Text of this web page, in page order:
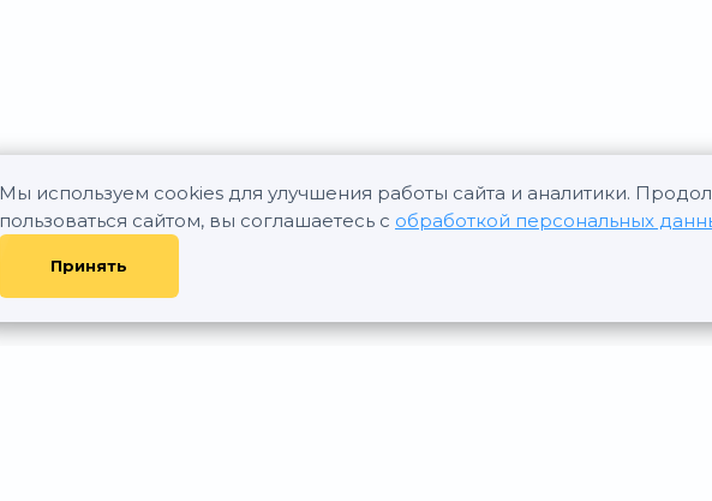
Мы используем cookies для улучшения работы сайта и аналитики.
пользоваться сайтом, вы соглашаетесь с обработкой персональных
Принять